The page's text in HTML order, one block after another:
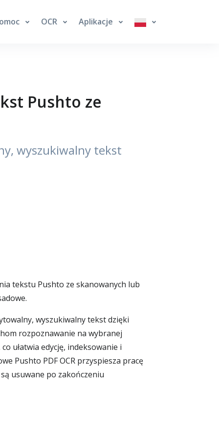
OCR Aplikacje
Pushto ze
wyszukiwalny tekst
tekstu Pushto ze skanowanych lub
wyszukiwalny tekst dzięki
rozpoznawanie na wybranej
ułatwia edycję, indeksowanie i
Pushto PDF OCR przyspiesza pracę
usuwane po zakończeniu